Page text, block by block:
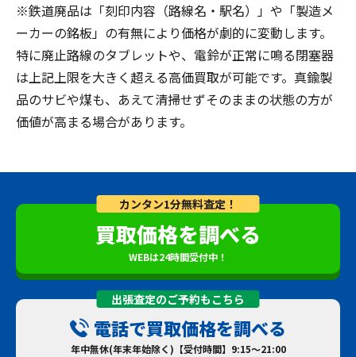
※鉄道廃品は「刻印内容（路線名・駅名）」や「製造メ
ーカーの銘板」の有無により価格が劇的に変動します。
特に廃止路線のタブレットや、電鈴が正常に鳴る閉塞器
は上記上限を大きく超える高価買取が可能です。真鍮製
品のサビや煤も、あえて清掃せずそのままの状態の方が
価値が高まる場合があります。
カンタン1分無料査定！
買取価格を調べる
WEBは24時間受付中！
出張査定のご予約もこちら
電話で買取価格を調べる
年中無休(年末年始除く)【受付時間】9:15～21:00